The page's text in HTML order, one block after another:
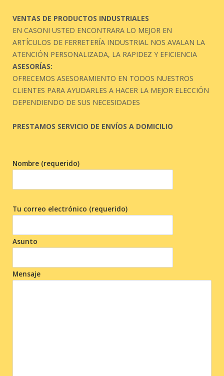
VENTAS DE PRODUCTOS INDUSTRIALES
EN CASONI USTED ENCONTRARA LO MEJOR EN
ARTÍCULOS DE FERRETERÍA INDUSTRIAL NOS AVALAN LA
ATENCIÓN PERSONALIZADA, LA RAPIDEZ Y EFICIENCIA
ASESORÍAS:
OFRECEMOS ASESORAMIENTO EN TODOS NUESTROS
CLIENTES PARA AYUDARLES A HACER LA MEJOR ELECCIÓN
DEPENDIENDO DE SUS NECESIDADES
PRESTAMOS SERVICIO DE ENVÍOS A DOMICILIO
Nombre (requerido)
Tu correo electrónico (requerido)
Asunto
Mensaje